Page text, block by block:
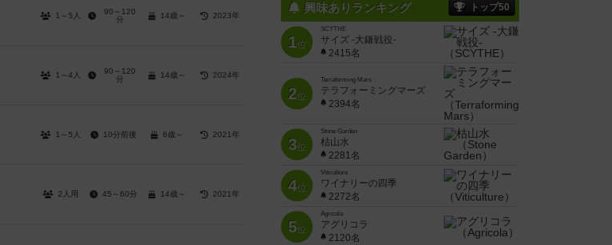
1～5人
90～120
分
14歳～ 2023年
1～4人
90～120
分
14歳～ 2024年
1～5人 10分前後 6歳～ 2021年
2人用 45～60分 14歳～ 2021年
興味ありランキング トップ50
1位
SCYTHE
サイズ -大鎌戦役-
2415名
2位
Terraforming Mars
テラフォーミングマーズ
2394名
3位
Stone Garden
枯山水
2281名
4位
Viticulture
ワイナリーの四季
2272名
5位
Agricola
アグリコラ
2120名